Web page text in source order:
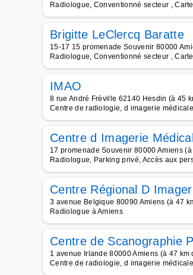
Radiologue, Conventionné secteur ,
Brigitte LeClercq Baratte
15-17 15 promenade Souvenir 80000
Radiologue, Conventionné secteur ,
IMAO
8 rue André Fréville 62140 Hesdin (à 45
Centre de radiologie, d imagerie
Centre d Imagerie
17 promenade Souvenir 80000 Amiens
Radiologue, Parking privé, Accès aux
Centre Régional D
3 avenue Belgique 80090 Amiens (à 47
Radiologue à Amiens
Centre de Scanographie
1 avenue Irlande 80000 Amiens (à 47 km
Centre de radiologie, d imagerie